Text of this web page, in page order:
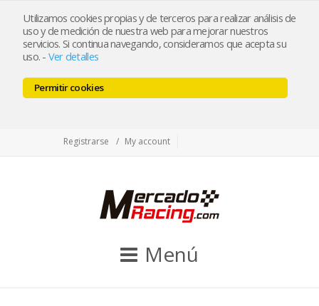
Utilizamos cookies propias y de terceros para realizar análisis de
uso y de medición de nuestra web para mejorar nuestros
servicios. Si continua navegando, consideramos que acepta su
uso. - Ver detalles
Permitir cookies
tienda@mercadoracing.com
Registrarse
My account
Menú